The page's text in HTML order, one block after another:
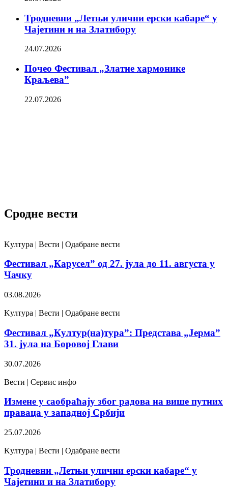
Тродневни „Летњи улични ерски кабаре“ у
Чајетини и на Златибору
24.07.2026
Почео Фестивал „Златне хармонике
Краљева”
22.07.2026
Сродне вести
Kултура | Вести | Одабране вести
Фестивал „Карусел” од 27. јула до 11. августа у
Чачку
03.08.2026
Kултура | Вести | Одабране вести
Фестивал „Култур(на)тура”: Представа „Јерма”
31. јула на Боровој Глави
30.07.2026
Вести | Сервис инфо
Измене у саобраћају због радова на више путних
праваца у западној Србији
25.07.2026
Kултура | Вести | Одабране вести
Тродневни „Летњи улични ерски кабаре“ у
Чајетини и на Златибору